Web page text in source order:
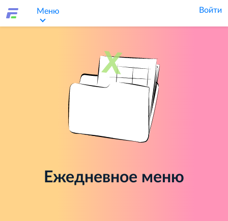
Меню Войти
Ежедневное меню